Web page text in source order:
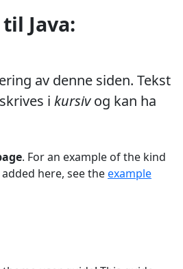
Java:
av denne siden. Tekst
i kursivog kan ha
. For an example of the kind
here, see theexample